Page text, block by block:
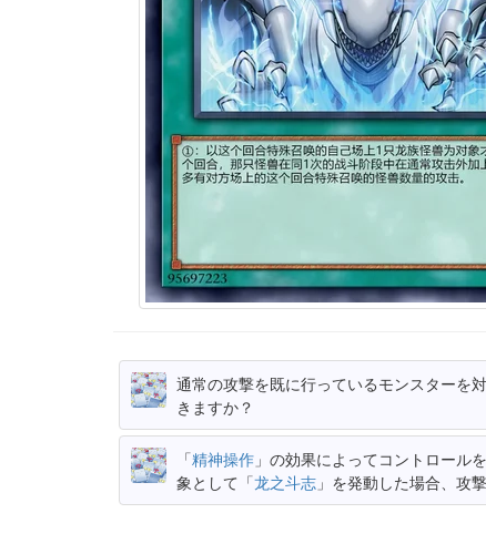
通常の攻撃を既に行っているモンスターを
きますか？
「精神操作 」の効果によってコントロール
象として「龙之斗志 」を発動した場合、攻